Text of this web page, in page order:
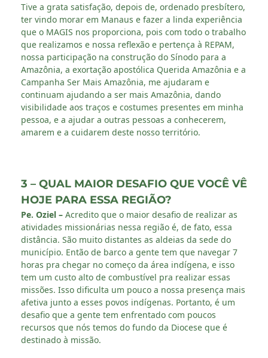
Tive a grata satisfação, depois de, ordenado presbítero,
ter vindo morar em Manaus e fazer a linda experiência
que o MAGIS nos proporciona, pois com todo o trabalho
que realizamos e nossa reflexão e pertença à REPAM,
nossa participação na construção do Sínodo para a
Amazônia, a exortação apostólica Querida Amazônia e a
Campanha Ser Mais Amazônia, me ajudaram e
continuam ajudando a ser mais Amazônia, dando
visibilidade aos traços e costumes presentes em minha
pessoa, e a ajudar a outras pessoas a conhecerem,
amarem e a cuidarem deste nosso território.
3 – QUAL MAIOR DESAFIO QUE VOCÊ VÊ
HOJE PARA ESSA REGIÃO?
Pe. Oziel – Acredito que o maior desafio de realizar as
atividades missionárias nessa região é, de fato, essa
distância. São muito distantes as aldeias da sede do
município. Então de barco a gente tem que navegar 7
horas pra chegar no começo da área indígena, e isso
tem um custo alto de combustível pra realizar essas
missões. Isso dificulta um pouco a nossa presença mais
afetiva junto a esses povos indígenas. Portanto, é um
desafio que a gente tem enfrentado com poucos
recursos que nós temos do fundo da Diocese que é
destinado à missão.